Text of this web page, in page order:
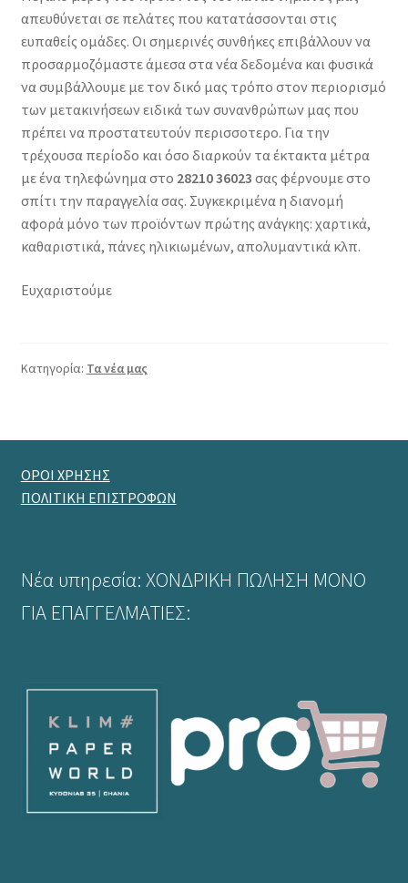
απευθύνεται σε πελάτες που κατατάσσονται στις
ευπαθείς ομάδες. Οι σημερινές συνθήκες επιβάλλουν να
προσαρμοζόμαστε άμεσα στα νέα δεδομένα και φυσικά
να συμβάλλουμε με τον δικό μας τρόπο στον περιορισμό
των μετακινήσεων ειδικά των συνανθρώπων μας που
πρέπει να προστατευτούν περισσοτερο. Για την
τρέχουσα περίοδο και όσο διαρκούν τα έκτακτα μέτρα
με ένα τηλεφώνημα στο 28210 36023 σας φέρνουμε στο
σπίτι την παραγγελία σας. Συγκεκριμένα η διανομή
αφορά μόνο των προϊόντων πρώτης ανάγκης: χαρτικά,
καθαριστικά, πάνες ηλικιωμένων, απολυμαντικά κλπ.
Ευχαριστούμε
Κατηγορία: Τα νέα μας
ΟΡΟΙ ΧΡΗΣΗΣ
ΠΟΛΙΤΙΚΗ ΕΠΙΣΤΡΟΦΩΝ
Νέα υπηρεσία: ΧΟΝΔΡΙΚΗ ΠΩΛΗΣΗ ΜΟΝΟ
ΓΙΑ ΕΠΑΓΓΕΛΜΑΤΙΕΣ: